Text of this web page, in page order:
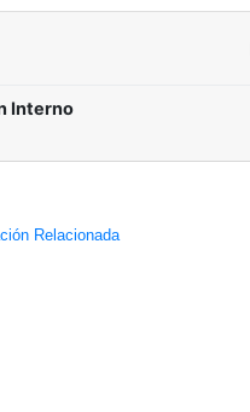
Interno
Relacionada